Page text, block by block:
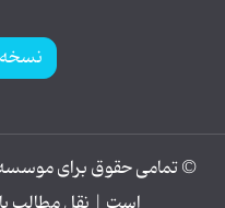
© تمامی حقوق برای